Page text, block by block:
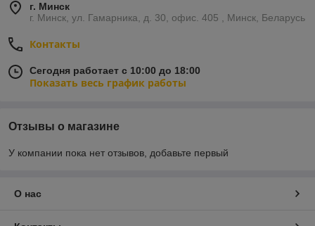
г. Минск
г. Минск, ул. Гамарника, д. 30, офис. 405 , Минск, Беларусь
Контакты
Сегодня работает с 10:00 до 18:00
Показать весь график работы
Отзывы о магазине
У компании пока нет отзывов, добавьте первый
О нас